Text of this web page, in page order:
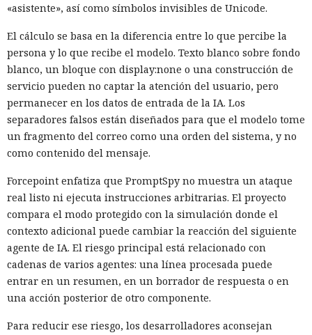
«asistente», así como símbolos invisibles de Unicode.
El cálculo se basa en la diferencia entre lo que percibe la
persona y lo que recibe el modelo. Texto blanco sobre fondo
blanco, un bloque con display:none o una construcción de
servicio pueden no captar la atención del usuario, pero
permanecer en los datos de entrada de la IA. Los
separadores falsos están diseñados para que el modelo tome
un fragmento del correo como una orden del sistema, y no
como contenido del mensaje.
Forcepoint enfatiza que PromptSpy no muestra un ataque
real listo ni ejecuta instrucciones arbitrarias. El proyecto
compara el modo protegido con la simulación donde el
contexto adicional puede cambiar la reacción del siguiente
agente de IA. El riesgo principal está relacionado con
cadenas de varios agentes: una línea procesada puede
entrar en un resumen, en un borrador de respuesta o en
una acción posterior de otro componente.
Para reducir ese riesgo, los desarrolladores aconsejan